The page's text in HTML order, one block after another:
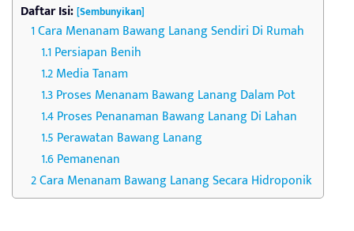
Daftar Isi:[Sembunyikan]
Cara Menanam Bawang Lanang Sendiri Di Rumah
Persiapan Benih
Media Tanam
Proses Menanam Bawang Lanang Dalam Pot
Proses Penanaman Bawang Lanang Di Lahan
Perawatan Bawang Lanang
Pemanenan
Cara Menanam Bawang Lanang Secara Hidroponik